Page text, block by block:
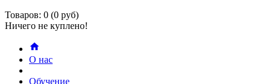
Товаров: 0 (0 руб)
Ничего не куплено!
О нас
Обучение